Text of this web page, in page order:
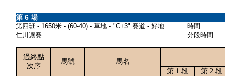
第 6 場
第四班 - 1650米 - (60-40) - 草地 - "C+3" 賽道 - 好地
仁川讓賽
時間:
分段時間:
過終點
次序
馬號
馬名
第 1 段
第 2 段